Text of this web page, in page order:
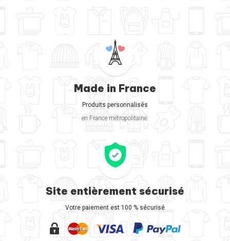
Made in France
Produits personnalisés
en France métropolitaine.
Site entièrement sécurisé
Votre paiement est 100 % sécurisé